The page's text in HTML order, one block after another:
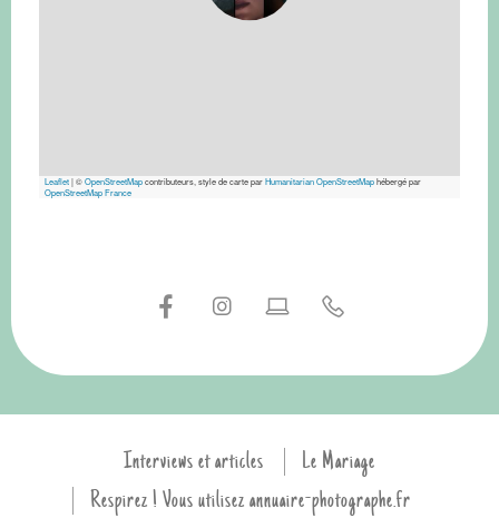
Leaflet|©OpenStreetMapcontributeurs, style de carte parHumanitarian OpenStreetMaphébergé par
OpenStreetMap France
Interviews et articles
Le Mariage
Respirez ! Vous utilisez annuaire-photographe.fr